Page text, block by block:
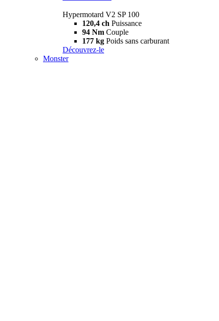
Hypermotard V2 SP 100
120,4 ch Puissance
94 Nm Couple
177 kg Poids sans carburant
Découvrez-le
Monster